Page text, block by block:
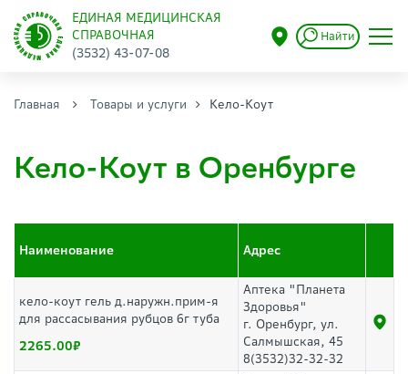
ЕДИНАЯ МЕДИЦИНСКАЯ
СПРАВОЧНАЯ
(3532) 43-07-08
Найти
Главная Товары и услуги Кело-Коут
Кело-Коут в Оренбурге
Наименование Адрес
кело-коут гель д.наружн.прим-я
для рассасывания рубцов 6г туба
2265.00
Аптека "Планета
Здоровья"
г. Оренбург, ул.
Салмышская, 45
8(3532)32-32-32